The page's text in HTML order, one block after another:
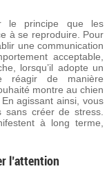
le principe que les
à se reproduire. Pour
une communication
acceptable,
lorsqu’il adopte un
réagir de manière
montre au chien
agissant ainsi, vous
sans créer de stress.
à long terme,
l’attention